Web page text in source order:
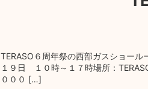
TERASO６周年祭の西部ガスショール
１９日 １０時～１７時場所：
０００ […]